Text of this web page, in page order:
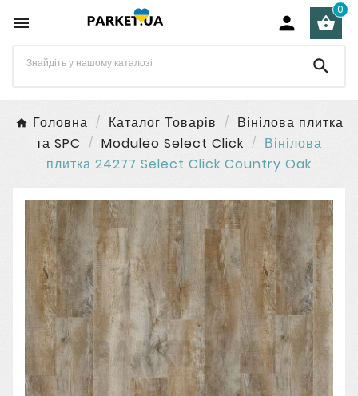
  
0

Головна Каталог Товарів
Вінілова плитка
та SPC
Moduleo Select Click
Вінілова
плитка 24277 Select Click Country Oak